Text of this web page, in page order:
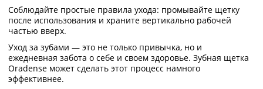
Соблюдайте простые правила ухода: промывайте щетку
после использования и храните вертикально рабочей
частью вверх.
Уход за зубами — это не только привычка, но и
ежедневная забота о себе и своем здоровье. Зубная щетка
Oradense может сделать этот процесс намного
эффективнее.